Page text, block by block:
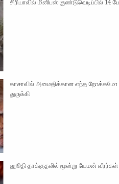
சிரியாவில் மினிபஸ் குண்டுவெடிப்பில் 14
காசாவில் அமைதிக்கான எந்த நோக்கமோ
துருக்கி
ஹூதி தாக்குதலில் மூன்று யேமன்